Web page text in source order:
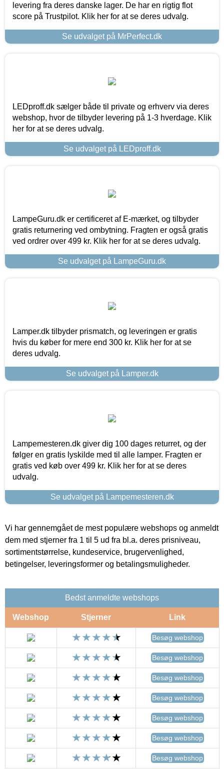
levering fra deres danske lager. De har en rigtig flot
score på Trustpilot. Klik her for at se deres udvalg.
Se udvalget på MrPerfect.dk
LEDproff.dk sælger både til private og erhverv via deres
webshop, hvor de tilbyder levering på 1-3 hverdage. Klik
her for at se deres udvalg.
Se udvalget på LEDproff.dk
LampeGuru.dk er certificeret af E-mærket, og tilbyder
gratis returnering ved ombytning. Fragten er også gratis
ved ordrer over 499 kr. Klik her for at se deres udvalg.
Se udvalget på LampeGuru.dk
Lamper.dk tilbyder prismatch, og leveringen er gratis
hvis du køber for mere end 300 kr. Klik her for at se
deres udvalg.
Se udvalget på Lamper.dk
Lampemesteren.dk giver dig 100 dages returret, og der
følger en gratis lyskilde med til alle lamper. Fragten er
gratis ved køb over 499 kr. Klik her for at se deres
udvalg.
Se udvalget på Lampemesteren.dk
Vi har gennemgået de mest populære webshops og anmeldt
dem med stjerner fra 1 til 5 ud fra bl.a. deres prisniveau,
sortimentstørrelse, kundeservice, brugervenlighed,
betingelser, leveringsformer og betalingsmuligheder.
Bedst anmeldte webshops
Webshop Stjerner Link
Besøg webshop
Besøg webshop
Besøg webshop
Besøg webshop
Besøg webshop
Besøg webshop
Besøg webshop